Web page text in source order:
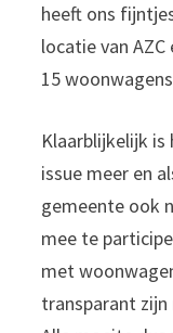
heeft ons
locatie van
15
Klaarblijkelijk is
issue meer en
gemeente ook
mee te
met
transparant